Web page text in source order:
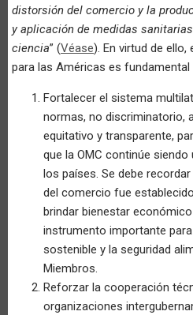
distorsión del comercio y la
y aplicación de medidas
ciencia” (Véase). En virtud de
para las Américas es
Fortalecer el sistema
normas, no discriminatorio,
equitativo y transparente,
que la OMC continúe
los países. Se debe
del comercio fue
brindar bienestar
instrumento importante
sostenible y la seguridad
Miembros.
Reforzar la cooperación
organizaciones